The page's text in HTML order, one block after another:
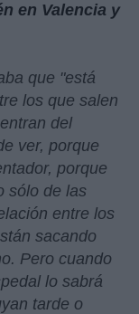
en Valencia y
que "está
los que salen
del
ver, porque
porque
sólo de las
entre los
sacando
Pero cuando
lo sabrá
tarde o